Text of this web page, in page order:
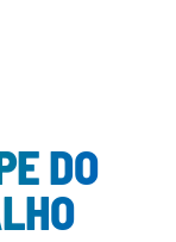
DO